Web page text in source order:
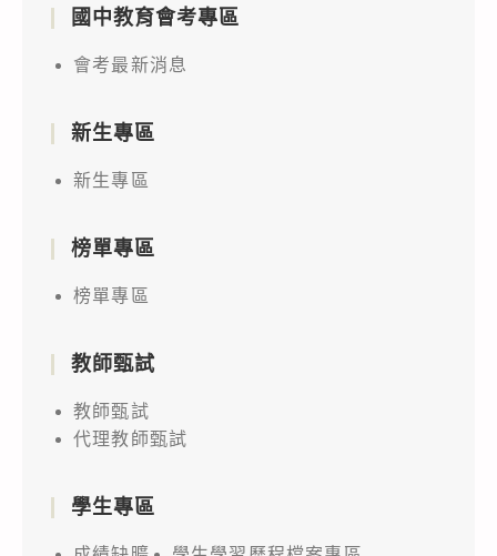
國中教育會考專區
會考最新消息
新生專區
新生專區
榜單專區
榜單專區
教師甄試
教師甄試
代理教師甄試
學生專區